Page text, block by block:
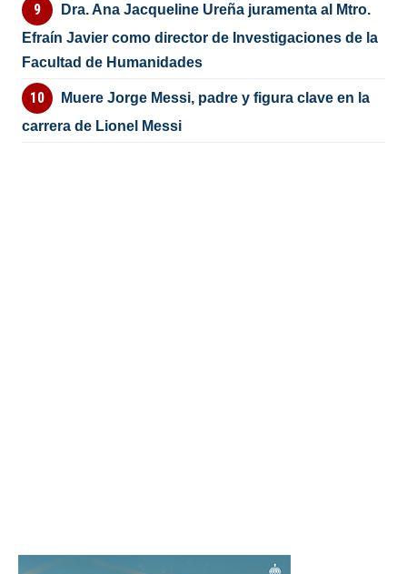
Dra. Ana Jacqueline Ureña juramenta al Mtro.
Efraín Javier como director de Investigaciones de la
Facultad de Humanidades
Muere Jorge Messi, padre y figura clave en la
carrera de Lionel Messi